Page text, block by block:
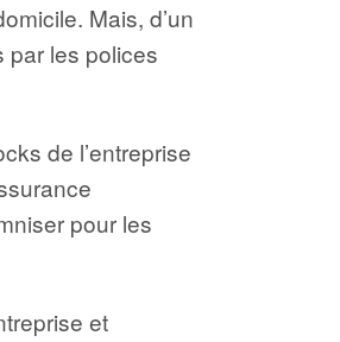
Mais, d’un
par les polices
de l’entreprise
pour les
et